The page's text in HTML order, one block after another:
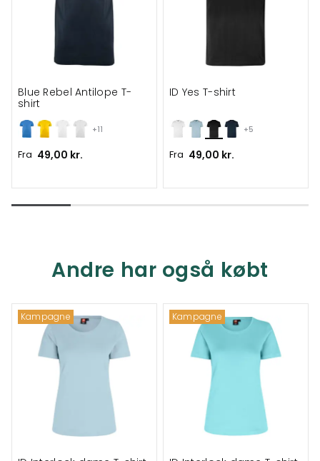
+11
Blue Rebel Antilope T-
shirt
Fra 49,00 kr.
+5
ID Yes T-shirt
Fra 49,00 kr.
Andre har også købt
Kampagne Kampagne